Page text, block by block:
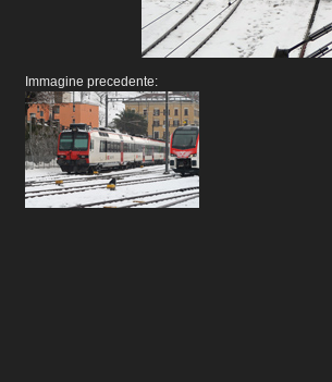
Immagine precedente: